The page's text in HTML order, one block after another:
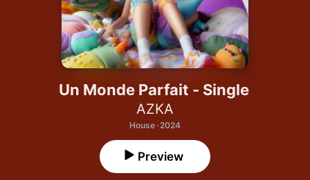
Un Monde Parfait - Single
AZKA
House · 2024
Preview